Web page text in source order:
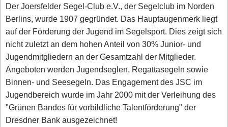
Der Joersfelder Segel-Club e.V., der Segelclub im Norden
Berlins, wurde 1907 gegründet. Das Hauptaugenmerk liegt
auf der Förderung der Jugend im Segelsport. Dies zeigt sich
nicht zuletzt an dem hohen Anteil von 30% Junior- und
Jugendmitgliedern an der Gesamtzahl der Mitglieder.
Angeboten werden Jugendseglen, Regattasegeln sowie
Binnen- und Seesegeln. Das Engagement des JSC im
Jugendbereich wurde im Jahr 2000 mit der Verleihung des
"Grünen Bandes für vorbildliche Talentförderung" der
Dresdner Bank ausgezeichnet!